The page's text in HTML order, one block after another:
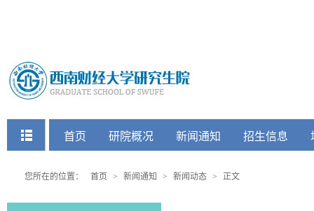
快捷菜单
首页 研院概况 新闻通知 招生信息
您所在的位置： 首页 > 新闻通知 > 新闻动态 > 正文